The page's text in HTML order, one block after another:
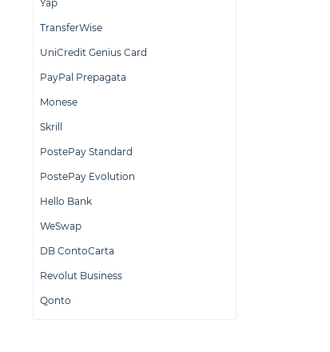
Yap
TransferWise
UniCredit Genius Card
PayPal Prepagata
Monese
Skrill
PostePay Standard
PostePay Evolution
Hello Bank
WeSwap
DB ContoCarta
Revolut Business
Qonto